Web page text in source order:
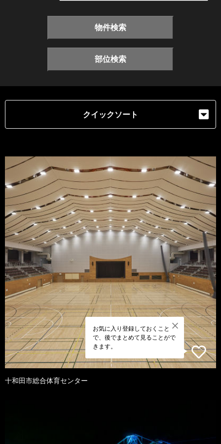
物件検索
部位検索
クイックソート
お気に入り登録しておくこと
で、後でまとめて見ることがで
きます。
十和田市総合体育センター